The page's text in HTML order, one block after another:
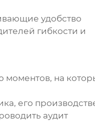
удобство
гибкости и
моментов, на
его
аудит